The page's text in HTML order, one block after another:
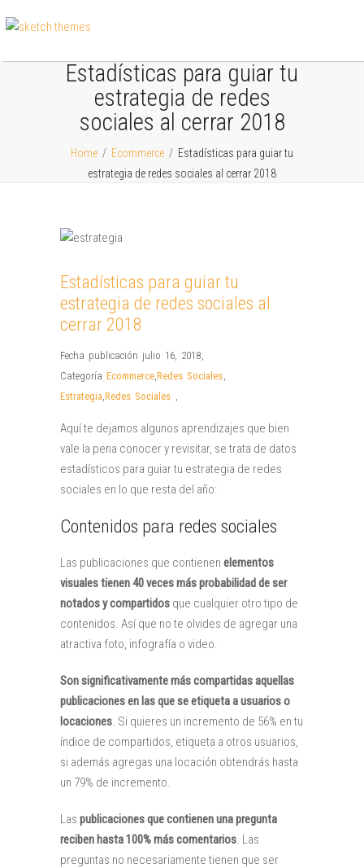
Estadísticas para guiar tu
estrategia de redes
sociales al cerrar 2018
Home / Ecommerce / Estadísticas para guiar tu
estrategia de redes sociales al cerrar 2018
Estadísticas para guiar tu
estrategia de redes sociales al
cerrar 2018
Fecha publicación julio 16, 2018,
Categoría Ecommerce,Redes Sociales,
Estrategia,Redes Sociales ,
Aquí te dejamos algunos aprendizajes que bien
vale la pena conocer y revisitar, se trata de datos
estadísticos para guiar tu estrategia de redes
sociales en lo que resta del año:
Contenidos para redes sociales
Las publicaciones que contienen elementos
visuales tienen 40 veces más probabilidad de ser
notados y compartidos que cualquier otro tipo de
contenidos. Así que no te olvides de agregar una
atractiva foto, infografía o video.
Son significativamente más compartidas aquellas
publicaciones en las que se etiqueta a usuarios o
locaciones. Si quieres un incremento de 56% en tu
índice de compartidos, etiqueta a otros usuarios,
si además agregas una locación obtendrás hasta
un 79% de incremento.
Las publicaciones que contienen una pregunta
reciben hasta 100% más comentarios. Las
preguntas no necesariamente tienen que ser